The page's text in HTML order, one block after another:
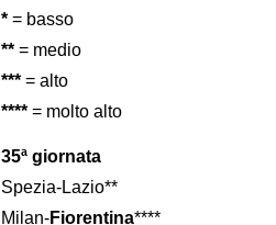
* = basso
** = medio
*** = alto
**** = molto alto
35ª giornata
Spezia-Lazio**
Milan-Fiorentina****